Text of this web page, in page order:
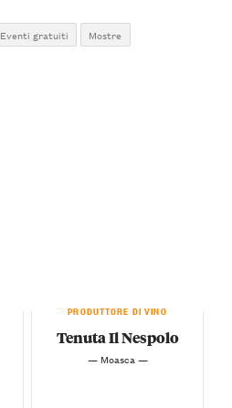
Eventi gratuiti Mostre
PRODUTTORE DI VINO
Tenuta Il Nespolo
— Moasca —